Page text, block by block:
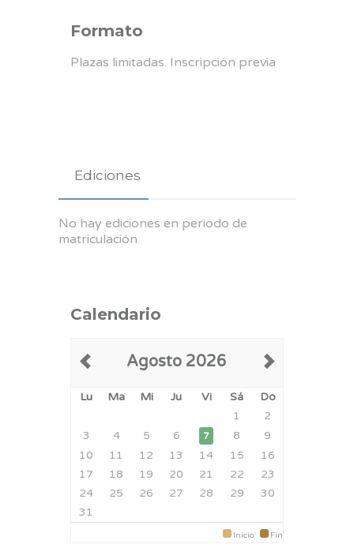
Formato
Plazas limitadas. Inscripción previa
Ediciones
No hay ediciones en periodo de
matriculación
Calendario
Agosto 2026
Lu Ma Mi Ju Vi Sá
Do
1
2
3
4 5 6 7 8
9
10
11 12 13 14 15
16
17
18 19 20 21 22
23
24
25 26 27 28 29
30
31
Inicio Fin